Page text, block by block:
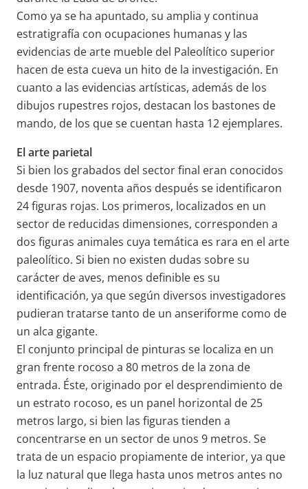
Como ya se ha apuntado, su amplia y continua
estratigrafía con ocupaciones humanas y las
evidencias de arte mueble del Paleolítico superior
hacen de esta cueva un hito de la investigación. En
cuanto a las evidencias artísticas, además de los
dibujos rupestres rojos, destacan los bastones de
mando, de los que se cuentan hasta 12 ejemplares.
El arte parietal
Si bien los grabados del sector final eran conocidos
desde 1907, noventa años después se identificaron
24 figuras rojas. Los primeros, localizados en un
sector de reducidas dimensiones, corresponden a
dos figuras animales cuya temática es rara en el arte
paleolítico. Si bien no existen dudas sobre su
carácter de aves, menos definible es su
identificación, ya que según diversos investigadores
pudieran tratarse tanto de un anseriforme como de
un alca gigante.
El conjunto principal de pinturas se localiza en un
gran frente rocoso a 80 metros de la zona de
entrada. Éste, originado por el desprendimiento de
un estrato rocoso, es un panel horizontal de 25
metros largo, si bien las figuras tienden a
concentrarse en un sector de unos 9 metros. Se
trata de un espacio propiamente de interior, ya que
la luz natural que llega hasta unos metros antes no